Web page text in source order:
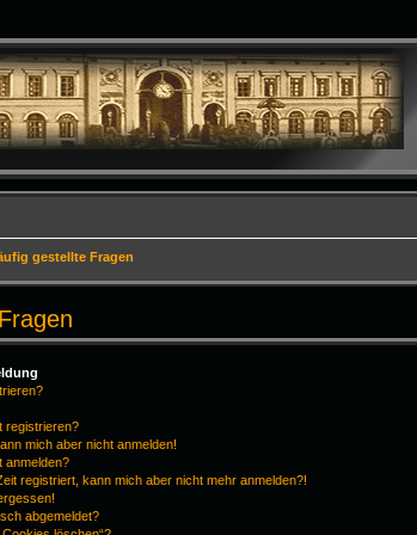
gestellte Fragen
registrieren?
mich aber nicht anmelden!
anmelden?
registriert, kann mich aber nicht mehr anmelden?!
abgemeldet?